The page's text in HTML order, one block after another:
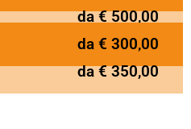
da € 500,00
da € 300,00
da € 350,00